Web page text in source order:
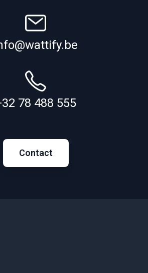
78 488 555
Contact